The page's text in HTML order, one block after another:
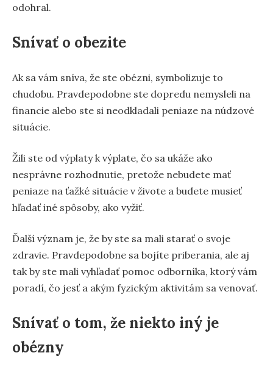
odohral.
Snívať o obezite
Ak sa vám sníva, že ste obézni, symbolizuje to
chudobu. Pravdepodobne ste dopredu nemysleli na
financie alebo ste si neodkladali peniaze na núdzové
situácie.
Žili ste od výplaty k výplate, čo sa ukáže ako
nesprávne rozhodnutie, pretože nebudete mať
peniaze na ťažké situácie v živote a budete musieť
hľadať iné spôsoby, ako vyžiť.
Ďalší význam je, že by ste sa mali starať o svoje
zdravie. Pravdepodobne sa bojíte priberania, ale aj
tak by ste mali vyhľadať pomoc odborníka, ktorý vám
poradí, čo jesť a akým fyzickým aktivitám sa venovať.
Snívať o tom, že niekto iný je
obézny